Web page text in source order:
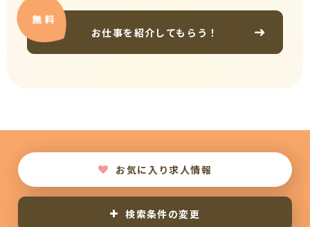
お仕事を紹介してもらう！
お気に入り求人情報
検索条件の変更